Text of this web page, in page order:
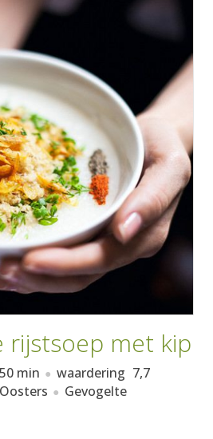
INLOGGEN
AANMELDEN
HOME
RECEPTEN
rijstsoep met kip
50 min waardering 7,7
Oosters Gevogelte